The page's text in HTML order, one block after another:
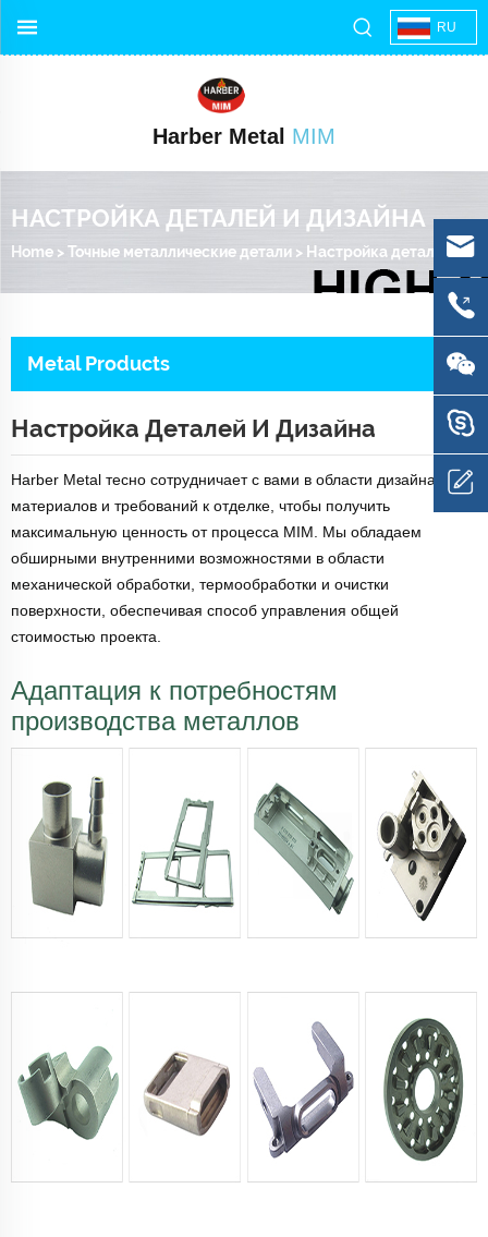
RU
Harber Metal MIM
НАСТРОЙКА ДЕТАЛЕЙ И ДИЗАЙНА
Home >Точные металлические детали > Настройка деталей и дизайна
Metal Products
Настройка Деталей И Дизайна
Harber Metal тесно сотрудничает с вами в области дизайна,
материалов и требований к отделке, чтобы получить
максимальную ценность от процесса MIM. Мы обладаем
обширными внутренними возможностями в области
механической обработки, термообработки и очистки
поверхности, обеспечивая способ управления общей
стоимостью проекта.
Адаптация к потребностям
производства металлов